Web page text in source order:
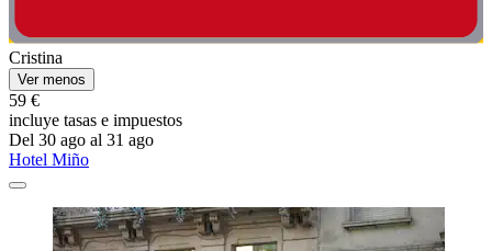
Cristina
Ver menos
59 €
incluye tasas e impuestos
Del 30 ago al 31 ago
Hotel Miño